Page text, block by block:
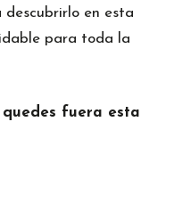
descubrirlo en esta
para toda la
fuera esta